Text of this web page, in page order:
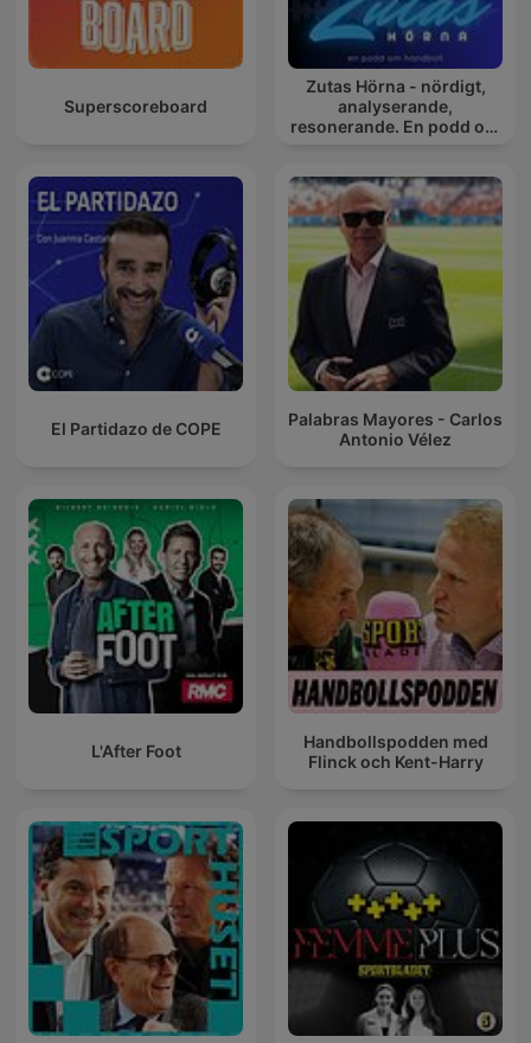
Superscoreboard
Zutas Hörna - nördigt,
analyserande,
resonerande. En podd om
El Partidazo de COPE
Palabras Mayores - Carlos
Antonio Vélez
L'After Foot
Handbollspodden med
Flinck och Kent-Harry